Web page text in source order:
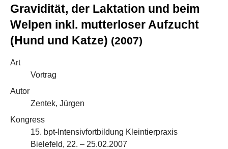
Gravidität, der Laktation und beim
Welpen inkl. mutterloser Aufzucht
(Hund und Katze) (2007)
Art
Vortrag
Autor
Zentek, Jürgen
Kongress
15. bpt-Intensivfortbildung Kleintierpraxis
Bielefeld, 22. – 25.02.2007